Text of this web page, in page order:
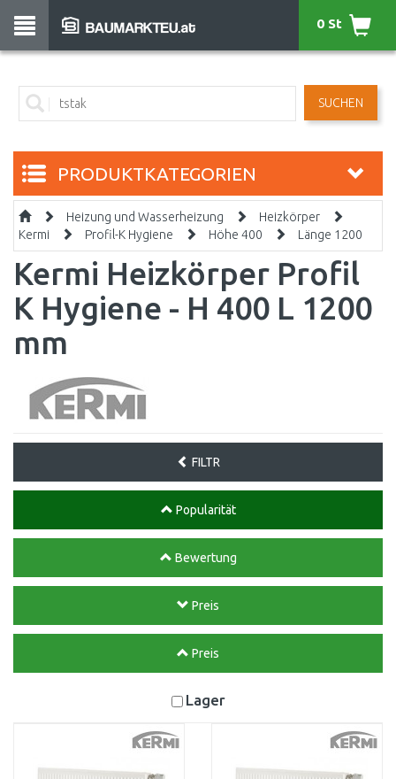
SUCHEN
0 St
PRODUKTKATEGORIEN
Heizung und Wasserheizung
Heizkörper
Kermi
Profil-K Hygiene Höhe 400 Länge 1200
Kermi Heizkörper Profil
K Hygiene - H 400 L 1200
mm
FILTR
Popularität
Bewertung
Preis
Preis
Lager